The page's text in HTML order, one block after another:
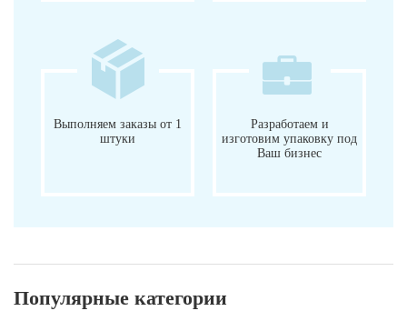
Выполняем заказы от 1
штуки
Разработаем и
изготовим упаковку под
Ваш бизнес
Популярные категории